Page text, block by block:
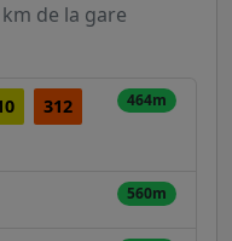
de la gare
312
464m
560m